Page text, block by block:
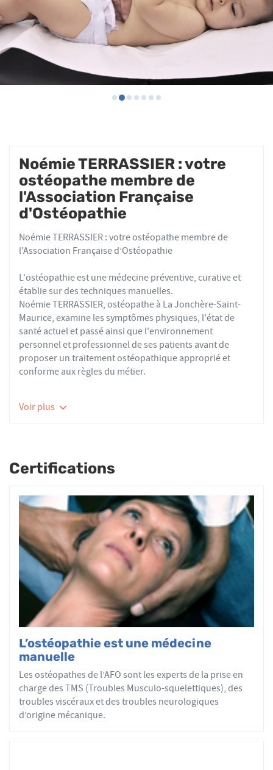
Noémie TERRASSIER : votre
ostéopathe membre de
l'Association Française
d'Ostéopathie
Noémie TERRASSIER : votre ostéopathe membre de
l'Association Française d’Ostéopathie
L'ostéopathie est une médecine préventive, curative et
établie sur des techniques manuelles.
Noémie TERRASSIER, ostéopathe à La Jonchère-Saint-
Maurice, examine les symptômes physiques, l'état de
santé actuel et passé ainsi que l'environnement
personnel et professionnel de ses patients avant de
proposer un traitement ostéopathique approprié et
conforme aux règles du métier.
thérapeutiques conformes aux recommandations de
fonctionnels d’ordre ostéoarticulaire, viscéral ou
irréversibles.
Nourrissons, enfants, adultes ou seniors, actifs ou
sédentaires, avec des douleurs aiguës ou chroniques,
tous les patients reçoivent un traitement ostéopathique
par mobilisations ou manipulations des sphères
articulaires, viscérales ou crâniennes.
Le réseau AFO garantit une assurance qualité de la
formation et de la pratique de l’ostéopathe rationnelle.
Les adhérents de l’AFO sont agréés par le ministère de la
Santé et sont enregistrés dans l’Annuaire Santé pour
avoir le droit d'user du titre d’ostéopathe et d'exercer les
actes ostéopathiques.
Voir plus
Certifications
L’ostéopathie est une médecine
manuelle
Les ostéopathes de l’AFO sont les experts de la prise en
charge des TMS (Troubles Musculo-squelettiques), des
troubles viscéraux et des troubles neurologiques
d’origine mécanique.